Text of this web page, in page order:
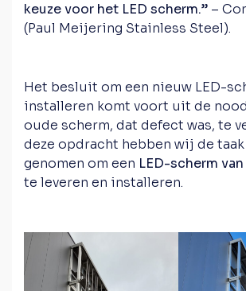
keuze voor het LED scherm.” –
(Paul Meijering Stainless Steel).
Het besluit om een nieuw LED-
installeren komt voort uit de
oude scherm, dat defect was, te
deze opdracht hebben wij de
genomen om een LED-scherm
te leveren en installeren.